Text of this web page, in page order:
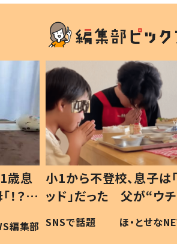
歳息
？」
編集部
小1から不登校、息子は
ッド」だった 父が“ウ
作り続ける理由とは #
#令和の子
SNSで話題 ほ・とせな